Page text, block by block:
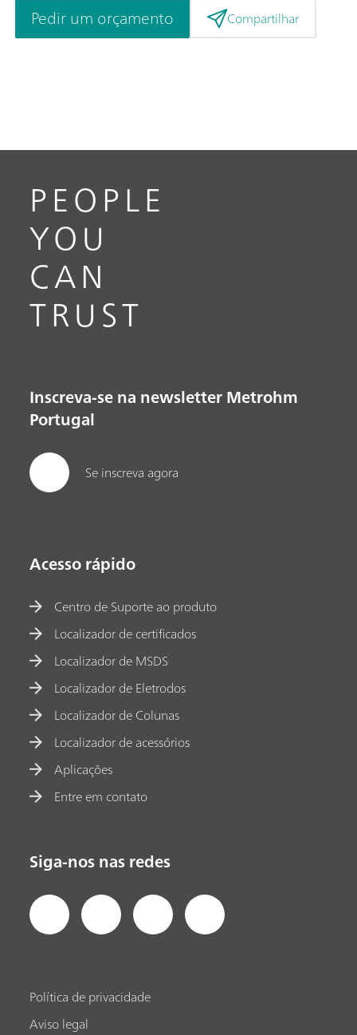
Pedir um orçamento Compartilhar
PEOPLE
YOU
CAN
TRUST
Inscreva-se na newsletter Metrohm
Portugal
Se inscreva agora
Acesso rápido
Centro de Suporte ao produto
Localizador de certificados
Localizador de MSDS
Localizador de Eletrodos
Localizador de Colunas
Localizador de acessórios
Aplicações
Entre em contato
Siga-nos nas redes
Política de privacidade
Aviso legal